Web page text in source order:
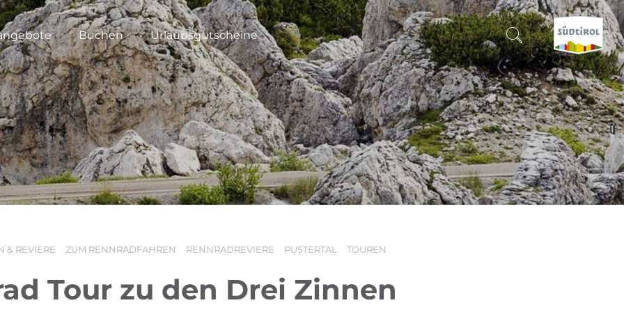
Buchen Urlaubsgutscheine
SUCHEN & BUCHEN
ENTDECKE SÜDTIROL
WANN?
-
& REVIERE ZUM RENNRADFAHREN RENNRADREVIERE PUSTERTAL TOUREN
Tour zu den Drei Zinnen